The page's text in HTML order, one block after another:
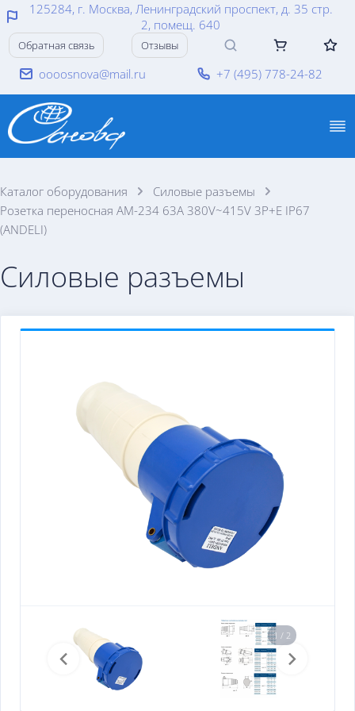
125284, г. Москва, Ленинградский проспект, д. 35 стр.
2, помещ. 640
oooosnova@mail.ru +7 (495) 778-24-82
Обратная связь Отзывы
Каталог оборудования
Силовые разъемы
Розетка переносная AM-234 63A 380V~415V 3P+E IP67
(ANDELI)
Силовые разъемы
1 / 2